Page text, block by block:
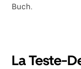
Buch.
La Teste-